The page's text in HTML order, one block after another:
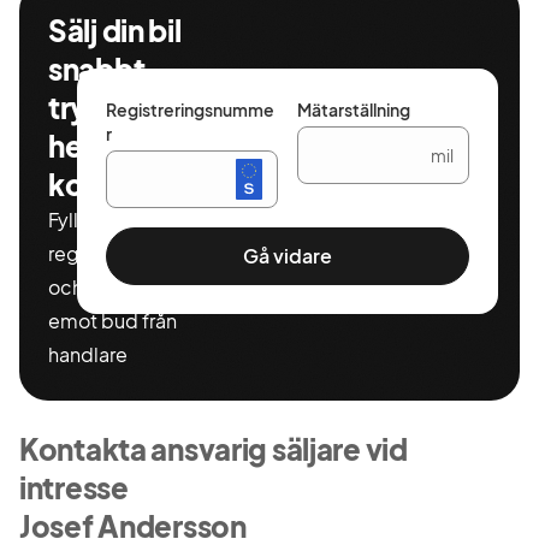
Sälj din bil
snabbt,
tryggt och
helt
kostnadsfritt
Fyll i ditt
registeringnummer
och miltal för att ta
emot bud från
handlare
Registreringsnumme
r
Mätarställning
mil
Gå vidare
Kontakta ansvarig säljare vid
intresse
Josef Andersson